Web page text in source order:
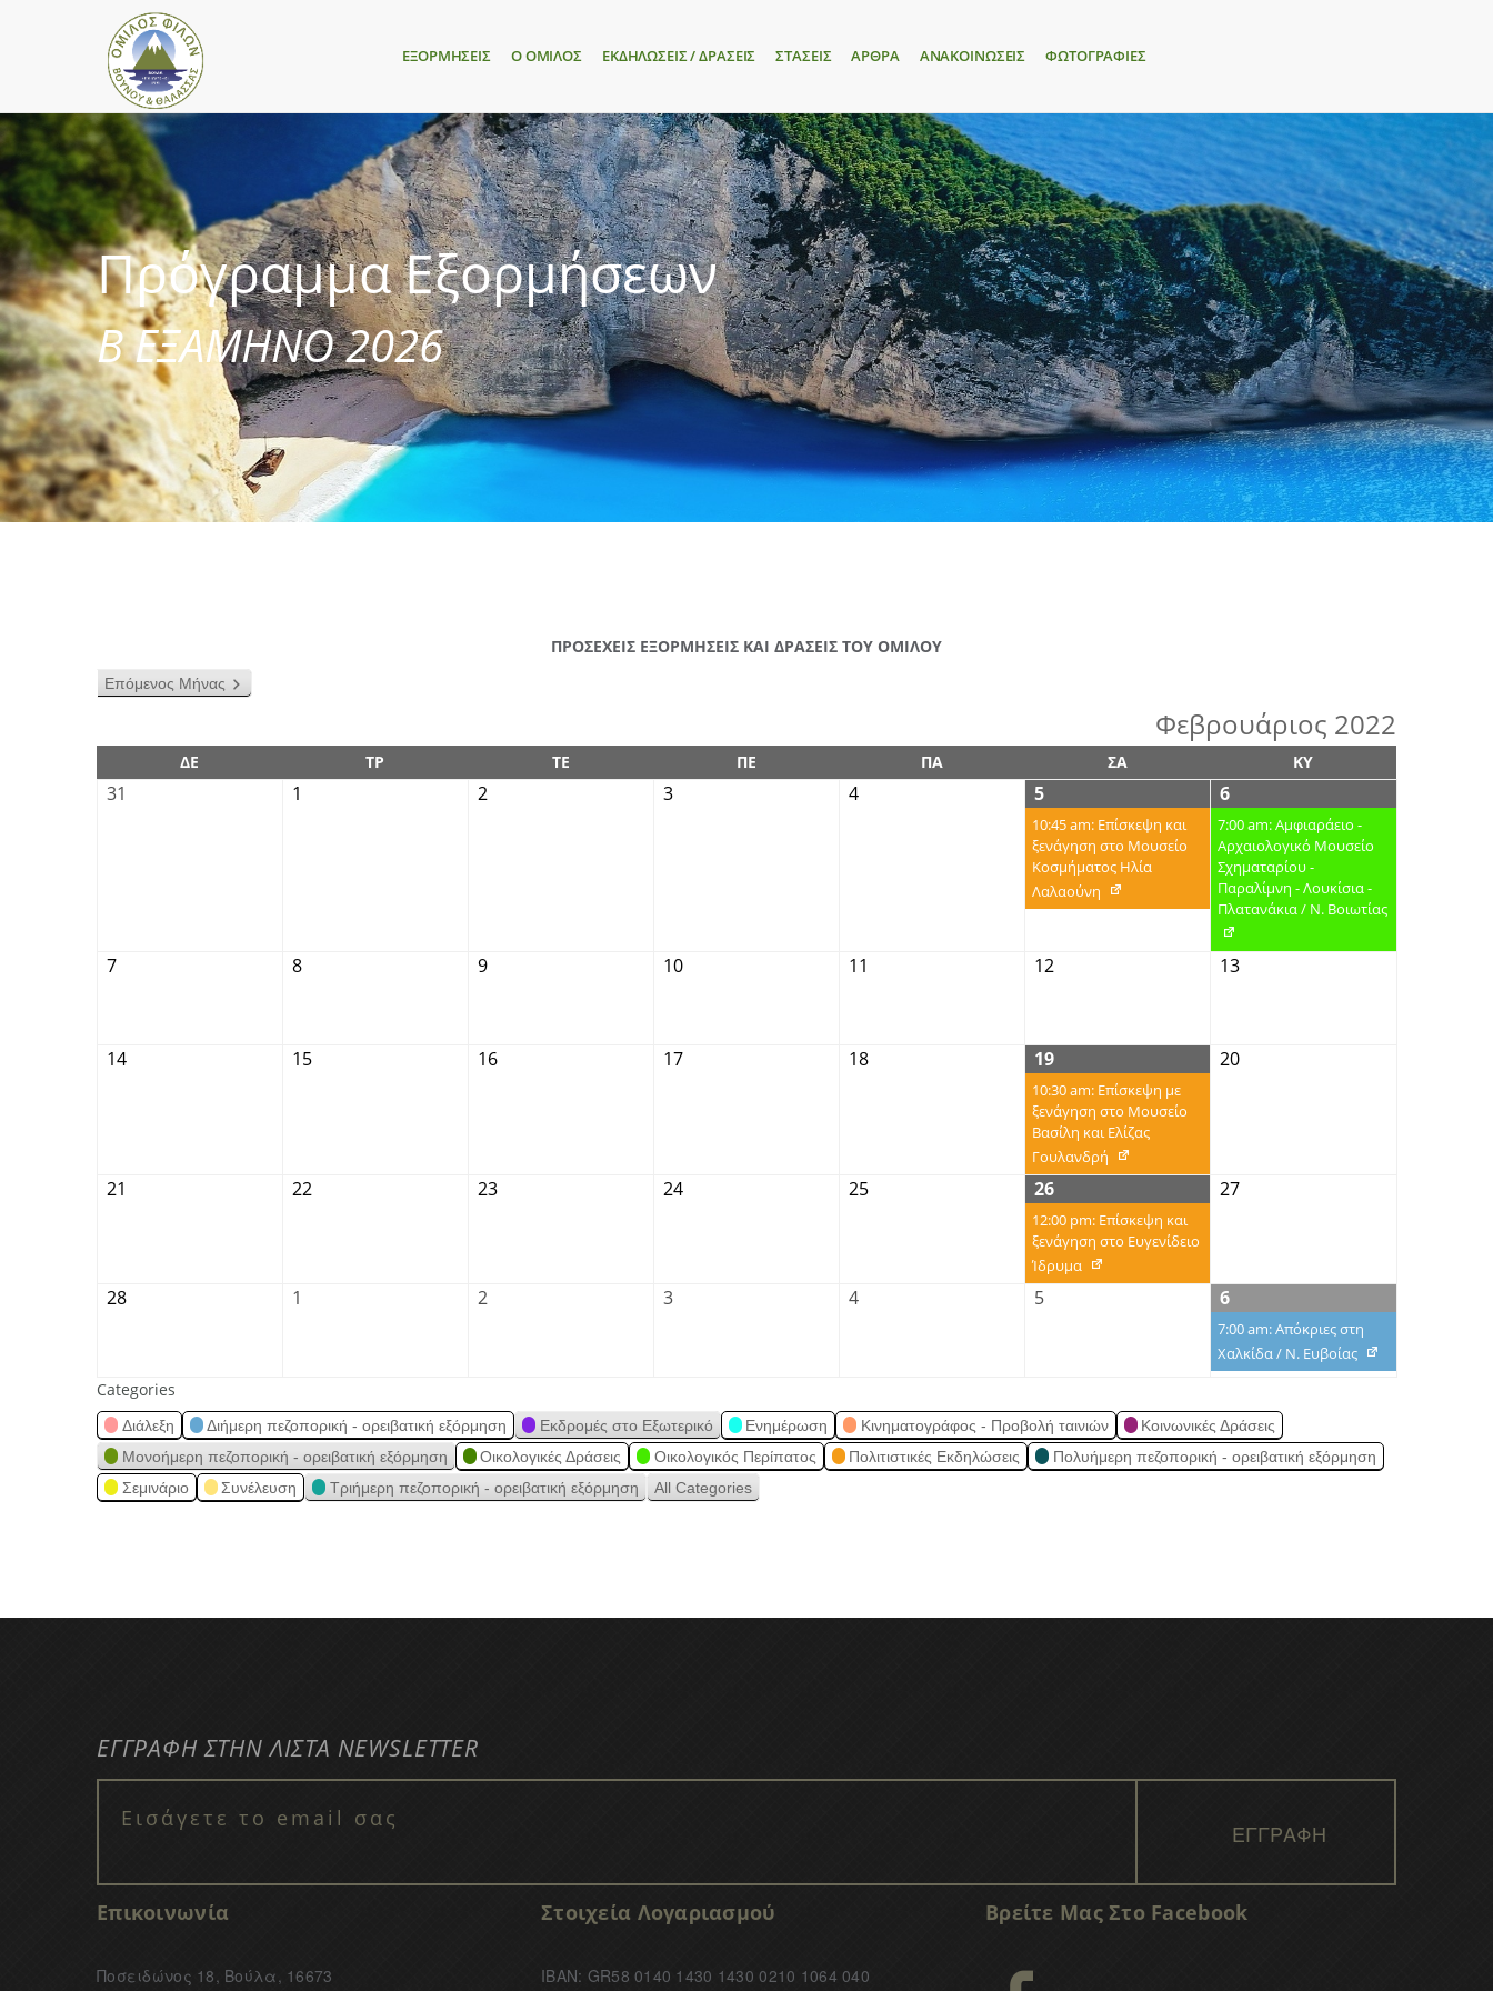
ΕΞΟΡΜΗΣΕΙΣ Ο ΟΜΙΛΟΣ ΕΚΔΗΛΩΣΕΙΣ / ΔΡΑΣΕΙΣ ΣΤΑΣΕΙΣ ΑΡΘΡΑ ΑΝΑΚΟΙΝΩΣΕΙΣ ΦΩΤΟΓΡΑΦΙΕΣ
Πρόγραμμα Εξορμήσεων
Β ΕΞΑΜΗΝΟ 2026
ΠΡΟΣΕΧΕΙΣ ΕΞΟΡΜΗΣΕΙΣ ΚΑΙ ΔΡΑΣΕΙΣ ΤΟΥ ΟΜΙΛΟΥ
Επόμενος Μήνας
Φεβρουάριος 2022
ΔΕ ΤΡ ΤΕ ΠΕ ΠΑ ΣΑ ΚΥ
31 1 2 3 4 5
10:45 am: Επίσκεψη και
ξενάγηση στο Μουσείο
Κοσμήματος Ηλία
Λαλαούνη
6
7:00 am: Αμφιαράειο -
Αρχαιολογικό Μουσείο
Σχηματαρίου -
Παραλίμνη - Λουκίσια -
Πλατανάκια / Ν. Βοιωτίας
7 8 9 10 11 12 13
14 15 16 17 18 19
10:30 am: Επίσκεψη με
ξενάγηση στο Μουσείο
Βασίλη και Ελίζας
Γουλανδρή
20
21 22 23 24 25 26
12:00 pm: Επίσκεψη και
ξενάγηση στο Ευγενίδειο
Ίδρυμα
27
28 1 2 3 4 5 6
7:00 am: Απόκριες στη
Χαλκίδα / Ν. Ευβοίας
Categories
Διάλεξη Διήμερη πεζοπορική - ορειβατική εξόρμηση Εκδρομές στο Εξωτερικό Ενημέρωση Κινηματογράφος - Προβολή ταινιών
Κοινωνικές Δράσεις
Μονοήμερη πεζοπορική - ορειβατική εξόρμηση
Οικολογικές Δράσεις Οικολογικός Περίπατος Πολιτιστικές Εκδηλώσεις
Πολυήμερη πεζοπορική - ορειβατική εξόρμηση
Σεμινάριο
Συνέλευση Τριήμερη πεζοπορική - ορειβατική εξόρμηση All Categories
ΕΓΓΡΑΦΗ ΣΤΗΝ ΛΙΣΤΑ NEWSLETTER
Επικοινωνία
Ποσειδώνος 18, Βούλα, 16673
Στοιχεία Λογαριασμού
IBAN: GR58 0140 1430 1430 0210 1064 040
Βρείτε Μας Στο Facebook